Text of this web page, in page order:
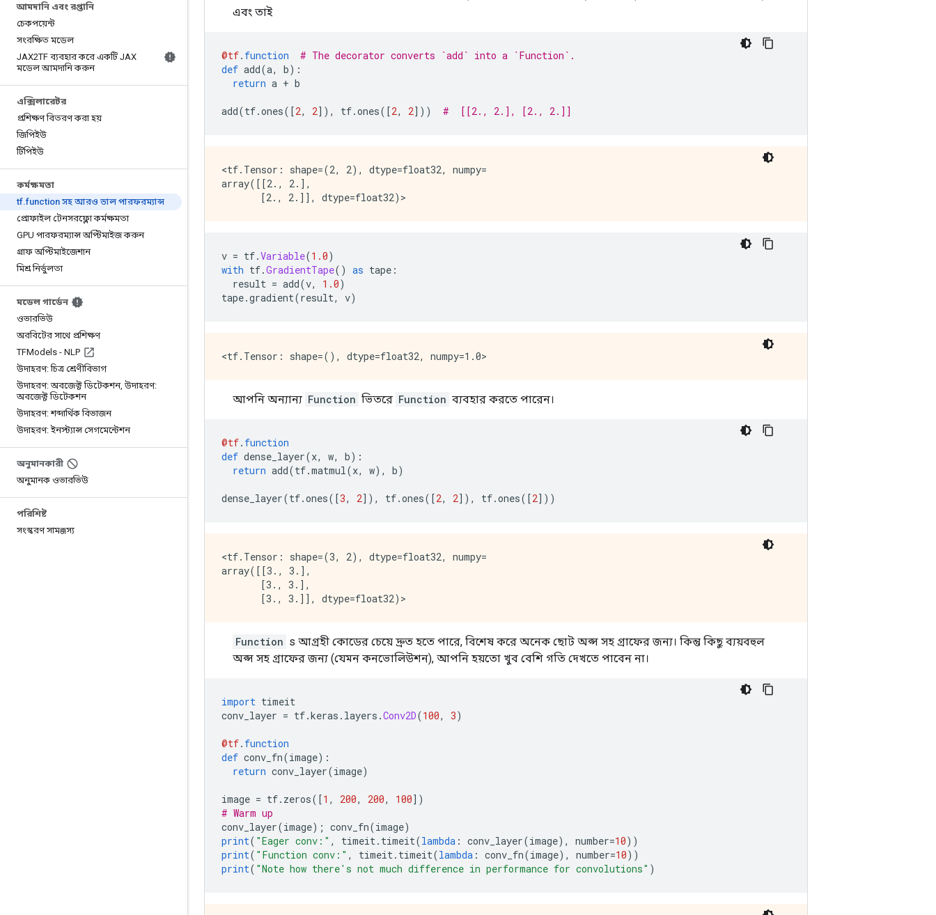
আমদানি এবং রপ্তানি
চেকপয়েন্ট
সংরক্ষিত মডেল
JAX2TF ব্যবহার করে একটি JAX
মডেল আমদানি করুন
এক্সিলারেটর
প্রশিক্ষণ বিতরণ করা হয়
জিপিইউ
টিপিইউ
কর্মক্ষমতা
tf.function সহ আরও ভাল পারফরম্যান্স
প্রোফাইল টেনসরফ্লো কর্মক্ষমতা
GPU পারফরম্যান্স অপ্টিমাইজ করুন
গ্রাফ অপ্টিমাইজেশান
মিশ্র নির্ভুলতা
মডেল গার্ডেন
ওভারভিউ
অরবিটের সাথে প্রশিক্ষণ
TFModels - NLP
উদাহরণ: চিত্র শ্রেণীবিভাগ
উদাহরণ: অবজেক্ট ডিটেকশন, উদাহরণ:
অবজেক্ট ডিটেকশন
উদাহরণ: শব্দার্থিক বিভাজন
উদাহরণ: ইনস্ট্যান্স সেগমেন্টেশন
অনুমানকারী
অনুমানক ওভারভিউ
পরিশিষ্ট
সংস্করণ সামঞ্জস্য
এবং তাই
@tf. function
# The decorator converts `add` into a `Function`.
def add(a, b):
return a + b
add(tf.ones([2, 2]), tf.ones([2, 2])) #  [[2., 2.], [2., 2.]]
<tf.Tensor: shape=(2, 2), dtype=float32, numpy=
array([[2., 2.],
v = tf.Variable(1.0)
with tf.GradientTape() as tape :
result = add(v, 1.0)
tape.gradient(result, v)
আপনি অন্যান্য Function ভিতরে Function ব্যবহার করতে পারেন।
@tf. function
def dense_layer(x, w, b):
return add(tf.matmul(x, w), b)
dense_layer(tf.ones([3, 2]), tf.ones([2, 2]), tf.ones([2]))
<tf.Tensor: shape=(3, 2), dtype=float32, numpy=
array([[3., 3.],
       [3., 3.],
Function s আগ্রহী কোডের চেয়ে দ্রুত হতে পারে, বিশেষ করে অনেক ছোট অপ্স সহ গ্রাফের জন্য। কিন্তু কিছু ব্যয়বহুল
অপ্স সহ গ্রাফের জন্য (যেমন কনভোলিউশন), আপনি হয়তো খুব বেশি গতি দেখতে পাবেন না।
import timeit
conv_layer = tf.keras . layers .Conv2D(100, 3)
@tf. function
def conv_fn(image):
return conv_layer(image)
image = tf. zeros([1 , 200, 200, 100])
# Warm up
conv_layer(image); conv_fn(image)
print( "Eager conv:" , timeit. timeit(lambda : conv_layer(image), number=10))
print( "Function conv:" , timeit. timeit(lambda : conv_fn(image), number=10))
print( "Note how there's not much difference in performance for convolutions" )